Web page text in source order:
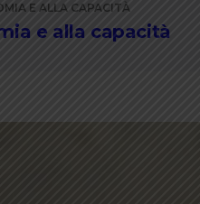
E ALLA CAPACITÀ
e alla capacità